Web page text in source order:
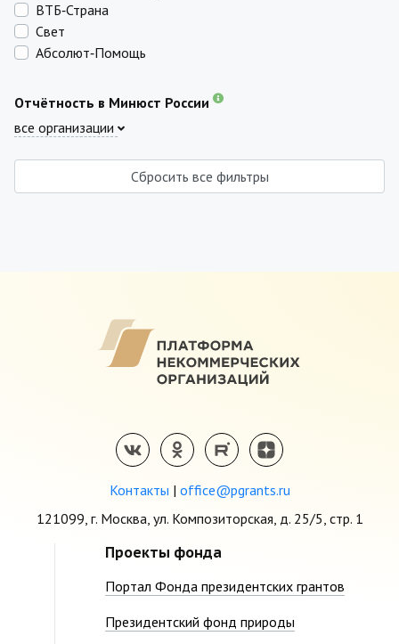
ВТБ‑Страна
Свет
Абсолют‑Помощь
Отчётность в Минюст России
все организации
Сбросить все фильтры
Контакты | office@pgrants.ru
121099, г. Москва, ул. Композиторская, д. 25/5, стр. 1
Проекты фонда
Портал Фонда президентских грантов
Президентский фонд природы